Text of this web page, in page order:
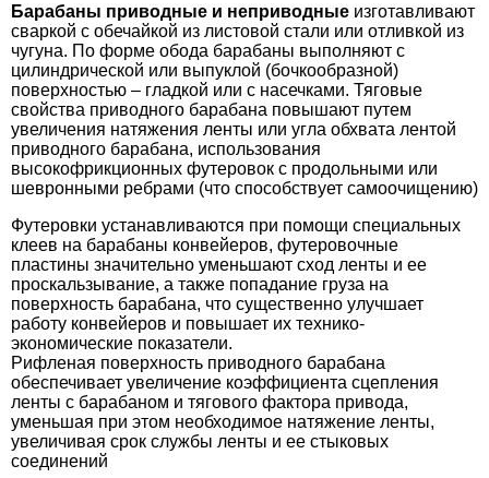
Барабаны приводные и неприводные изготавливают
сваркой с обечайкой из листовой стали или отливкой из
чугуна. По форме обода барабаны выполняют с
цилиндрической или выпуклой (бочкообразной)
поверхностью – гладкой или с насечками. Тяговые
свойства приводного барабана повышают путем
увеличения натяжения ленты или угла обхвата лентой
приводного барабана, использования
высокофрикционных футеровок с продольными или
шевронными ребрами (что способствует самоочищению)
Футеровки устанавливаются при помощи специальных
клеев на барабаны конвейеров, футеровочные
пластины значительно уменьшают сход ленты и ее
проскальзывание, а также попадание груза на
поверхность барабана, что существенно улучшает
работу конвейеров и повышает их технико-
экономические показатели.
Рифленая поверхность приводного барабана
обеспечивает увеличение коэффициента сцепления
ленты с барабаном и тягового фактора привода,
уменьшая при этом необходимое натяжение ленты,
увеличивая срок службы ленты и ее стыковых
соединений